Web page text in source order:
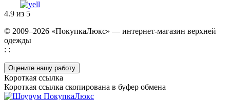
4.9 из 5
© 2009–2026 «ПокупкаЛюкс» — интернет-магазин верхней
одежды
: :
Оцените нашу работу
Короткая ссылка
Короткая ссылка скопирована в буфер обмена